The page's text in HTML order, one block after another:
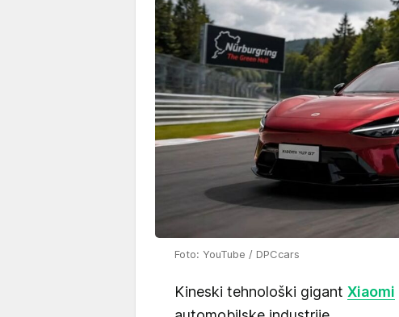
Foto: YouTube / DPCcars
Kineski tehnološki gigant Xiaomi